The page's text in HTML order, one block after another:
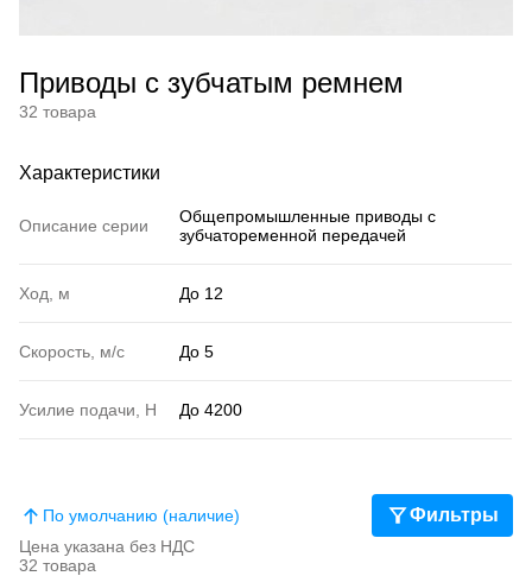
Приводы с зубчатым ремнем
32 товара
Характеристики
Описание серии
Общепромышленные приводы с
зубчатоременной передачей
Ход, м До 12
Скорость, м/с До 5
Усилие подачи, Н До 4200
32 товара
Цена указана без НДС
По умолчанию (наличие) Фильтры